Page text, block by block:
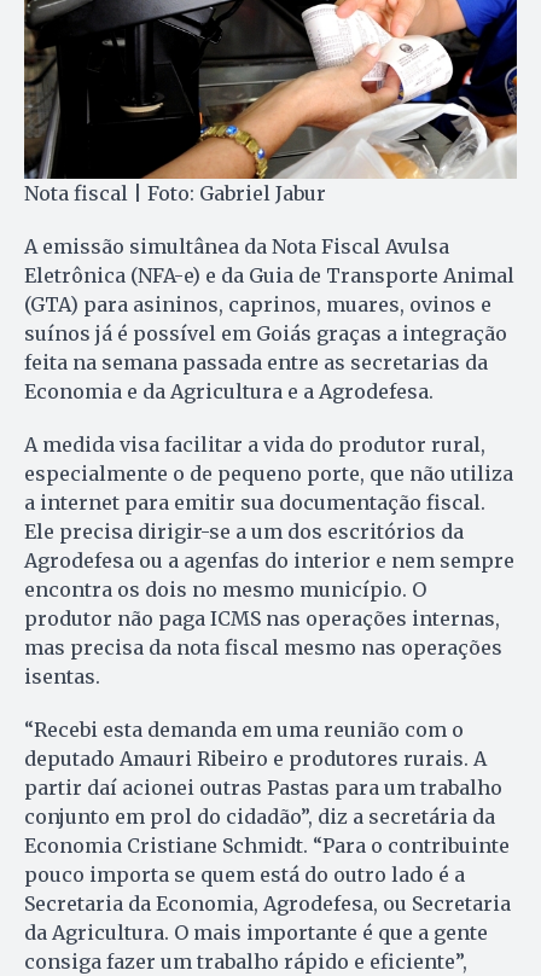
Nota fiscal | Foto: Gabriel Jabur
A emissão simultânea da Nota Fiscal Avulsa
Eletrônica (NFA-e) e da Guia de Transporte Animal
(GTA) para asininos, caprinos, muares, ovinos e
suínos já é possível em Goiás graças a integração
feita na semana passada entre as secretarias da
Economia e da Agricultura e a Agrodefesa.
A medida visa facilitar a vida do produtor rural,
especialmente o de pequeno porte, que não utiliza
a internet para emitir sua documentação fiscal.
Ele precisa dirigir-se a um dos escritórios da
Agrodefesa ou a agenfas do interior e nem sempre
encontra os dois no mesmo município. O
produtor não paga ICMS nas operações internas,
mas precisa da nota fiscal mesmo nas operações
isentas.
“Recebi esta demanda em uma reunião com o
deputado Amauri Ribeiro e produtores rurais. A
partir daí acionei outras Pastas para um trabalho
conjunto em prol do cidadão”, diz a secretária da
Economia Cristiane Schmidt. “Para o contribuinte
pouco importa se quem está do outro lado é a
Secretaria da Economia, Agrodefesa, ou Secretaria
da Agricultura. O mais importante é que a gente
consiga fazer um trabalho rápido e eficiente”,